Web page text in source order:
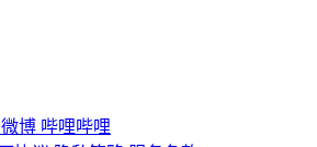
微博 哔哩哔哩